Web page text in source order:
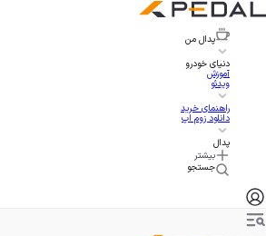
پدال من
دنیای خودرو
آموزش
ویدئو
راهنمای خرید
دانلود زوم اپ
پدال
بیشتر
جستجو